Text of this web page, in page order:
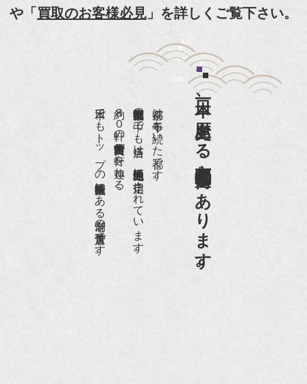
『京都新聞』とKBS京都で鴨東まちなか美術館を
『和楽』7月号 樋口可南子さんがお店へ！！
『樋口可南子の古寺散歩』（5月17日発行）
NHK「趣味Do楽」とよた真帆さんご来店！【動
NHK『美の壺』（4月24日放送）
『和楽』10月号
『Hanako 京都案内』
『FIGARO japon』12月号
や「買取のお客様必見 」を詳しくご覧下さい。
日本一、歴史ある
京都祇園骨董街にあります。
京都は千年も続いた都です。
京都祇園骨董街の中でも当店は、歴史的保全地区に指定されています。
約８０軒の古美術骨董商が軒を連ねる、
日本でもトップの祇園骨董街にある老舗の骨董店です。